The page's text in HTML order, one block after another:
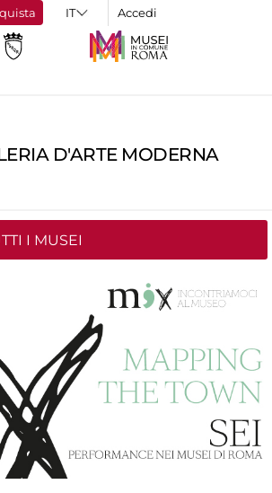
Accedi
D'ARTE MODERNA
I MUSEI